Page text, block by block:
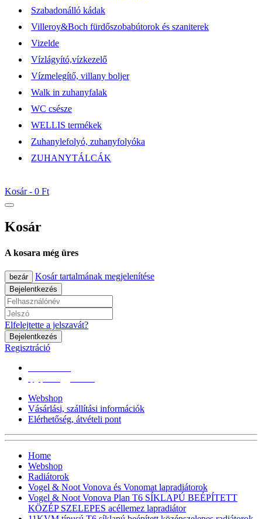
Szabadonálló kádak
Villeroy&Boch fürdőszobabútorok és szaniterek
Vizelde
Vízlágyító,vízkezelő
Vízmelegítő, villany boljer
Walk in zuhanyfalak
WC csésze
WELLIS termékek
Zuhanylefolyó, zuhanyfolyóka
ZUHANYTÁLCÁK
Kosár - 0 Ft
Kosár
A kosara még üres
bezár Kosár tartalmának megjelenítése
Bejelentkezés
Elfelejtette a jelszavát?
Bejelentkezés
Regisztráció
Webshop
Vásárlási, szállítási információk
Elérhetőség, átvételi pont
Home
Webshop
Radiátorok
Vogel & Noot Vonova és Vonomat lapradiátorok
Vogel & Noot Vonova Plan T6 SÍKLAPÚ BEÉPÍTETT
KÖZÉP SZELEPES acéllemez lapradiátor